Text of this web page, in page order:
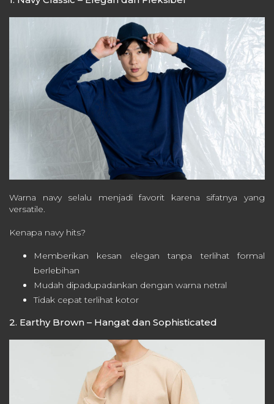
Warna navy selalu menjadi favorit karena sifatnya yang
versatile.
Kenapa navy hits?
Memberikan kesan elegan tanpa terlihat formal
berlebihan
Mudah dipadupadankan dengan warna netral
Tidak cepat terlihat kotor
2. Earthy Brown – Hangat dan Sophisticated